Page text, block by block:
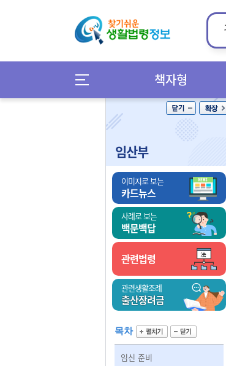
책자형
임산부
이미지로 보는
카드뉴스
사례로 보는
백문백답
관련법령
관련생활조례
출산장려금
목차
임신 준비